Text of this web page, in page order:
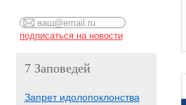
7 Заповедей
Запрет идолопоклонства